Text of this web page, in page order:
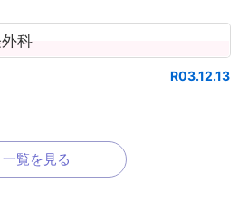
科
R03.12.13
一覧を見る